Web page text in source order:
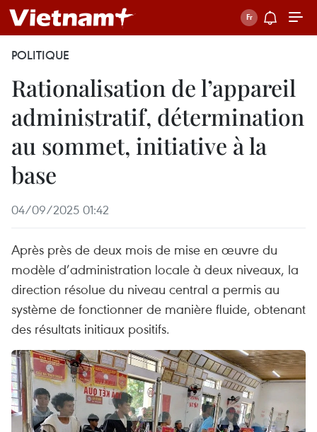
POLITIQUE
Rationalisation de l’appareil
administratif, détermination
au sommet, initiative à la
base
04/09/2025 01:42
Après près de deux mois de mise en œuvre du
modèle d’administration locale à deux niveaux, la
direction résolue du niveau central a permis au
système de fonctionner de manière fluide, obtenant
des résultats initiaux positifs.